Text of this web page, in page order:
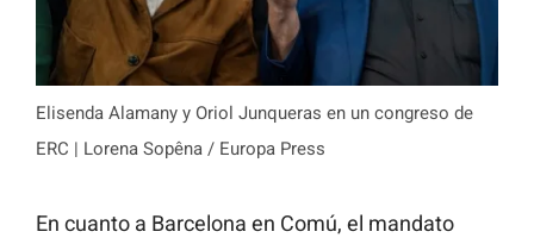
Elisenda Alamany y Oriol Junqueras en un congreso de
ERC | Lorena Sopêna / Europa Press
En cuanto a Barcelona en Comú, el mandato